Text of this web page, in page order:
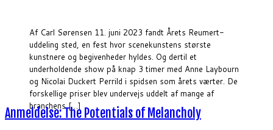
Af Carl Sørensen 11. juni 2023 fandt Årets Reumert-
uddeling sted, en fest hvor scenekunstens største
kunstnere og begivenheder hyldes. Og dertil et
underholdende show på knap 3 timer med Anne Laybourn
og Nicolai Duckert Perrild i spidsen som årets værter. De
forskellige priser blev undervejs uddelt af mange af
branchens […]
Anmeldelse: The Potentials of Melancholy